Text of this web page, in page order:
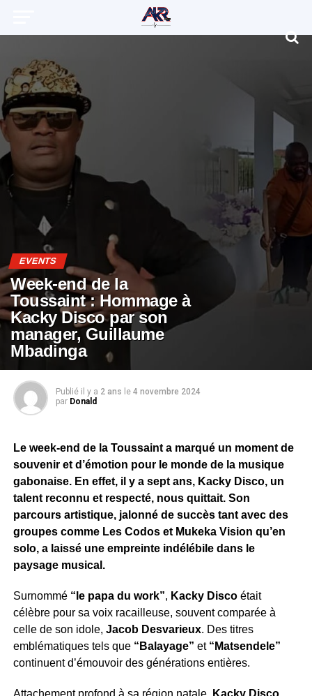
EVENTS
Week-end de la
Toussaint : Hommage à
Kacky Disco par son
manager, Guillaume
Mbadinga
Publié il y a 2 ans le 4 novembre 2024
par Donald
Le week-end de la Toussaint a marqué un moment de
souvenir et d’émotion pour le monde de la musique
gabonaise. En effet, il y a sept ans, Kacky Disco, un
talent reconnu et respecté, nous quittait. Son
parcours artistique, jalonné de succès tant avec des
groupes comme Les Codos et Mukeka Vision qu’en
solo, a laissé une empreinte indélébile dans le
paysage musical.
Surnommé “le papa du work”, Kacky Discoétait
célèbre pour sa voix racailleuse, souvent comparée à
celle de son idole, Jacob Desvarieux. Des titres
emblématiques tels que “Balayage” et “Matsendele”
continuent d’émouvoir des générations entières.
Attachement profond à sa région natale, Kacky Disco